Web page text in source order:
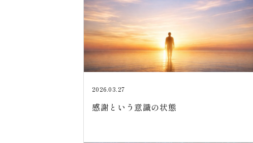
2026.03.27
感謝という意識の状態